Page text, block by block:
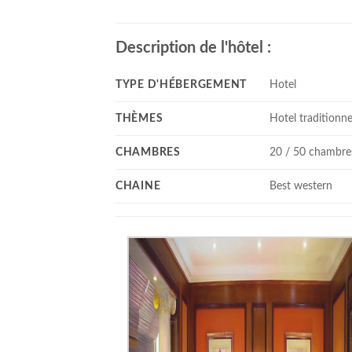
Description de l'hôtel :
TYPE D'HÉBERGEMENT Hotel
THÈMES Hotel
CHAMBRES 20 / 50
CHAINE Best western